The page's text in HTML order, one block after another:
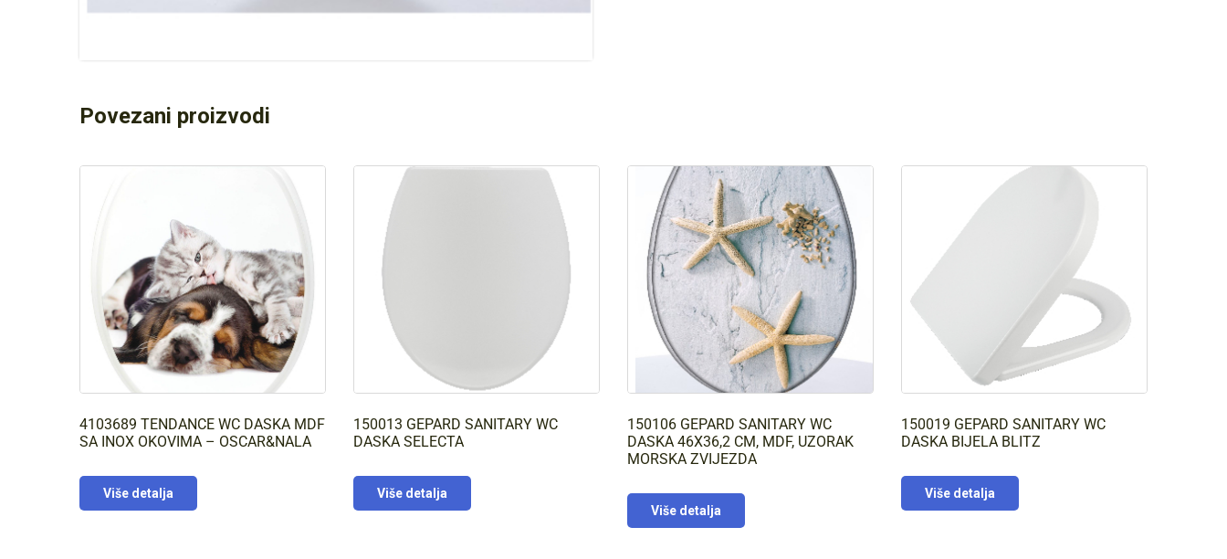
Povezani proizvodi
4103689 TENDANCE WC DASKA MDF
SA INOX OKOVIMA – OSCAR&NALA
Više detalja
150013 GEPARD SANITARY WC
DASKA SELECTA
Više detalja
150106 GEPARD SANITARY WC
DASKA 46X36,2 CM, MDF, UZORAK
MORSKA ZVIJEZDA
Više detalja
150019 GEPARD SANITARY WC
DASKA BIJELA BLITZ
Više detalja